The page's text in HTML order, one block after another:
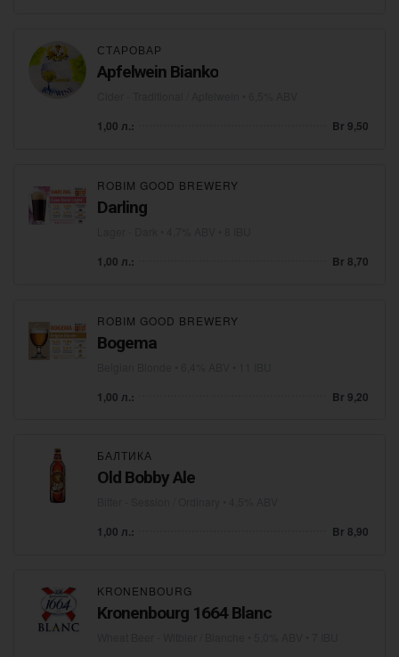
СТАРОВАР
Apfelwein Bianko
1,00 л.: Br 9,50
ROBIM GOOD BREWERY
Darling
1,00 л.: Br 8,70
ROBIM GOOD BREWERY
Bogema
1,00 л.: Br 9,20
БАЛТИКА
Old Bobby Ale
1,00 л.: Br 8,90
KRONENBOURG
Kronenbourg 1664 Blanc